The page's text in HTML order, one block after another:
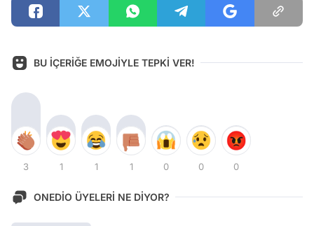
BU İÇERİĞE EMOJİYLE TEPKİ VER!
3 1 1 1 0 0 0
ONEDİO ÜYELERİ NE DİYOR?